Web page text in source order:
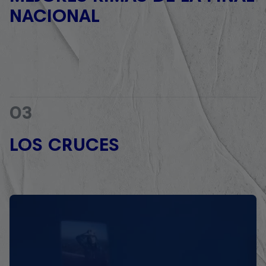
NACIONAL
03
LOS CRUCES